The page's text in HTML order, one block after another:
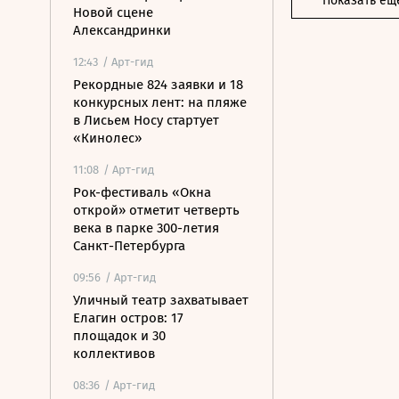
Новой сцене
Александринки
12:43 / Арт-гид
Рекордные 824 заявки и 18
конкурсных лент: на пляже
в Лисьем Носу стартует
«Кинолес»
11:08 / Арт-гид
Рок-фестиваль «Окна
открой» отметит четверть
века в парке 300-летия
Санкт-Петербурга
09:56 / Арт-гид
Уличный театр захватывает
Елагин остров: 17
площадок и 30
коллективов
08:36 / Арт-гид